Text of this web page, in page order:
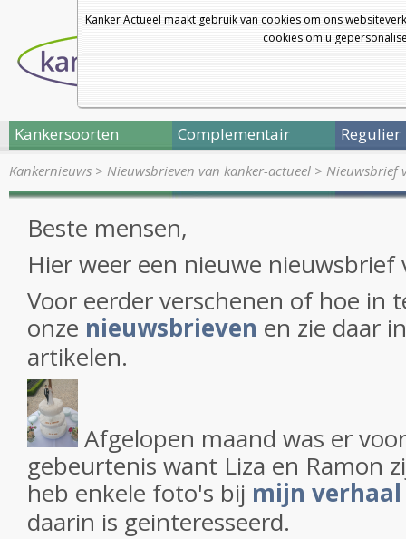
Kanker Actueel maakt gebruik van cookies om ons
cookies om u
Kankersoorten Complementair Regulier
Kankernieuws > Nieuwsbrieven van kanker-actueel > Nieuwsbrief
Beste mensen,
Hier weer een nieuwe nieuwsbrief
Voor eerder verschenen of hoe in
onze nieuwsbrieven en zie daar
artikelen.
Afgelopen maand was er
gebeurtenis want Liza en Ramon
heb enkele foto's bij mijn
daarin is geinteresseerd.